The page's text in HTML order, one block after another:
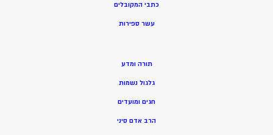
כתבי המקובלים
עשר ספירות
תורה ומדע
גלגול נשמות
חגים ומועדים
הרב אדם סיני